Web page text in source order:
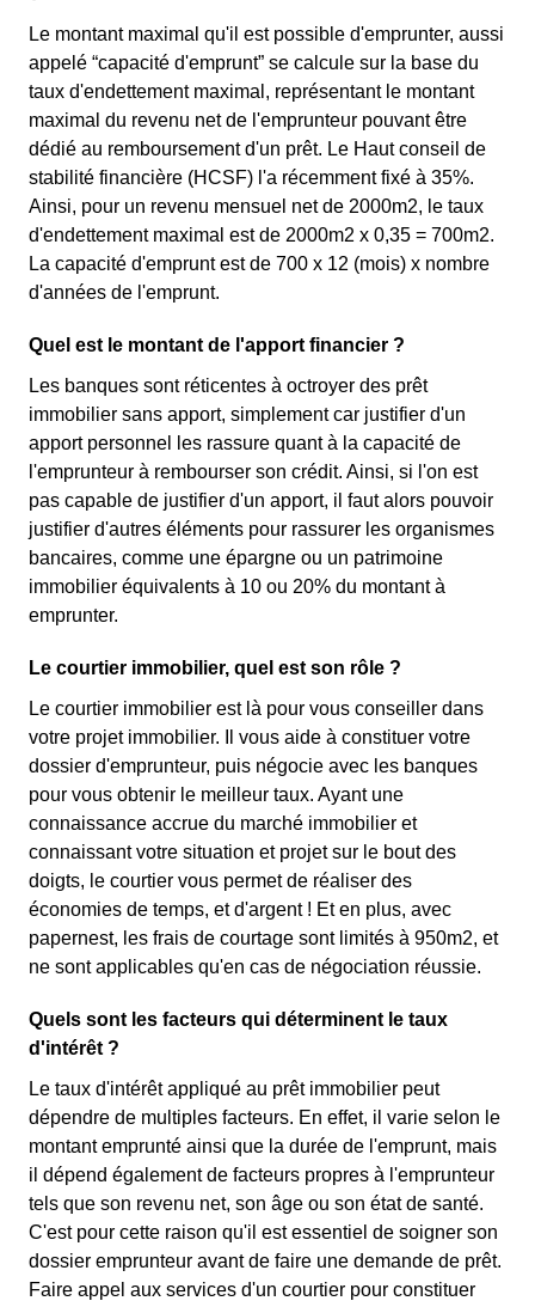
Le montant maximal qu'il est possible d'emprunter, aussi
appelé “capacité d'emprunt” se calcule sur la base du
taux d'endettement maximal, représentant le montant
maximal du revenu net de l'emprunteur pouvant être
dédié au remboursement d'un prêt. Le Haut conseil de
stabilité financière (HCSF) l'a récemment fixé à 35%.
Ainsi, pour un revenu mensuel net de 2000m2, le taux
d'endettement maximal est de 2000m2 x 0,35 = 700m2.
La capacité d'emprunt est de 700 x 12 (mois) x nombre
d'années de l'emprunt.
Quel est le montant de l'apport financier ?
Les banques sont réticentes à octroyer des prêt
immobilier sans apport, simplement car justifier d'un
apport personnel les rassure quant à la capacité de
l'emprunteur à rembourser son crédit. Ainsi, si l'on est
pas capable de justifier d'un apport, il faut alors pouvoir
justifier d'autres éléments pour rassurer les organismes
bancaires, comme une épargne ou un patrimoine
immobilier équivalents à 10 ou 20% du montant à
emprunter.
Le courtier immobilier, quel est son rôle ?
Le courtier immobilier est là pour vous conseiller dans
votre projet immobilier. Il vous aide à constituer votre
dossier d'emprunteur, puis négocie avec les banques
pour vous obtenir le meilleur taux. Ayant une
connaissance accrue du marché immobilier et
connaissant votre situation et projet sur le bout des
doigts, le courtier vous permet de réaliser des
économies de temps, et d'argent ! Et en plus, avec
papernest, les frais de courtage sont limités à 950m2, et
ne sont applicables qu'en cas de négociation réussie.
Quels sont les facteurs qui déterminent le taux
d'intérêt ?
Le taux d'intérêt appliqué au prêt immobilier peut
dépendre de multiples facteurs. En effet, il varie selon le
montant emprunté ainsi que la durée de l'emprunt, mais
il dépend également de facteurs propres à l'emprunteur
tels que son revenu net, son âge ou son état de santé.
C'est pour cette raison qu'il est essentiel de soigner son
dossier emprunteur avant de faire une demande de prêt.
Faire appel aux services d'un courtier pour constituer